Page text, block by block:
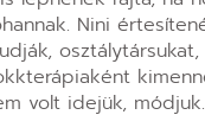
Nini
volt idejük, módjuk.